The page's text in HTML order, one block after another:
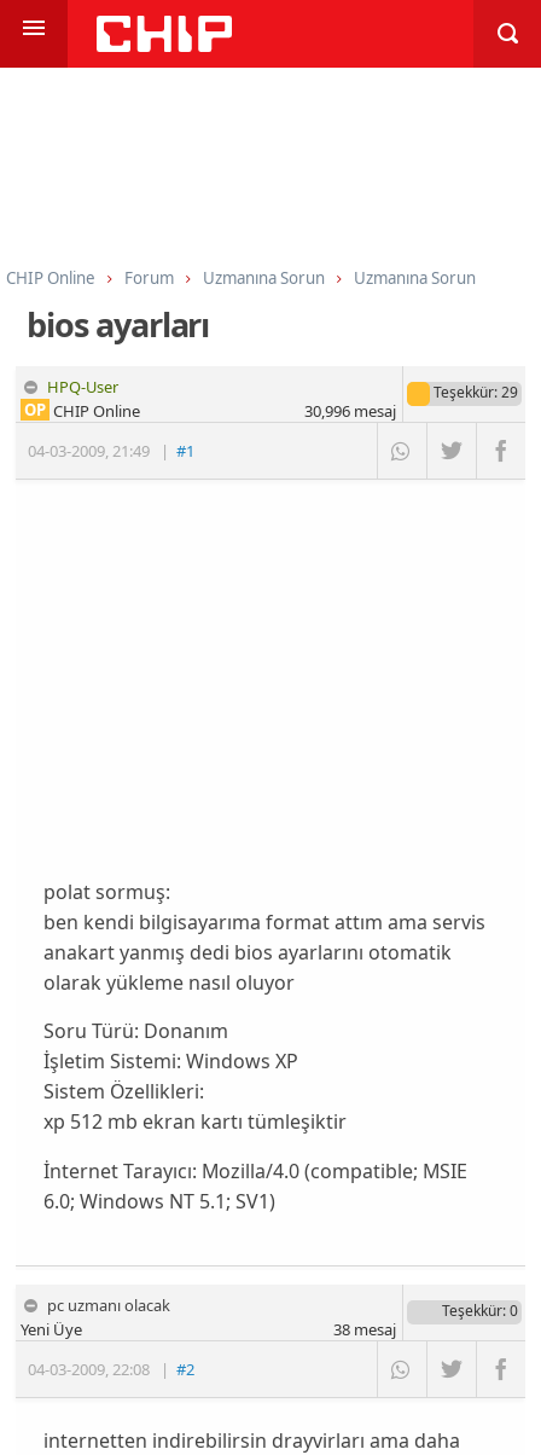
CHIP Online Forum Uzmanına Sorun Uzmanına Sorun
bios ayarları
HPQ-User
04-03-2009,21:49 |#1
OP CHIP Online
Teşekkür: 29
30,996mesaj
polat sormuş:
ben kendi bilgisayarıma format attım ama servis
anakart yanmış dedi bios ayarlarını otomatik
olarak yükleme nasıl oluyor
Soru Türü: Donanım
İşletim Sistemi: Windows XP
Sistem Özellikleri:
xp 512 mb ekran kartı tümleşiktir
İnternet Tarayıcı: Mozilla/4.0 (compatible; MSIE
6.0; Windows NT 5.1; SV1)
pc uzmanı olacak
04-03-2009,22:08 |#2
Yeni Üye
Teşekkür: 0
38mesaj
internetten indirebilirsin drayvirları ama daha